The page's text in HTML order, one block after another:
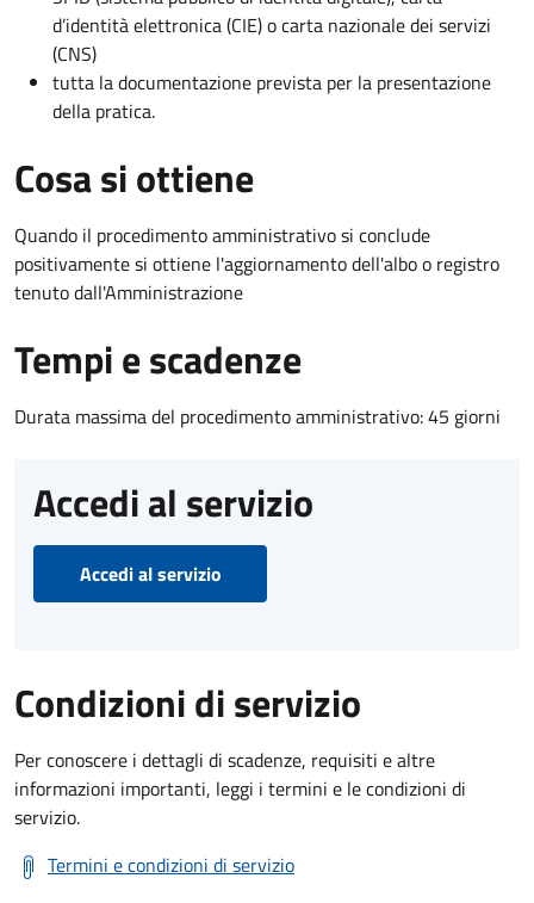
d’identità elettronica (CIE) o carta nazionale dei servizi
(CNS)
tutta la documentazione prevista per la presentazione
della pratica.
Cosa si ottiene
Quando il procedimento amministrativo si conclude
positivamente si ottiene l'aggiornamento dell'albo o registro
tenuto dall'Amministrazione
Tempi e scadenze
Durata massima del procedimento amministrativo: 45 giorni
Accedi al servizio
Accedi al servizio
Condizioni di servizio
Per conoscere i dettagli di scadenze, requisiti e altre
informazioni importanti, leggi i termini e le condizioni di
servizio.
Termini e condizioni di servizio